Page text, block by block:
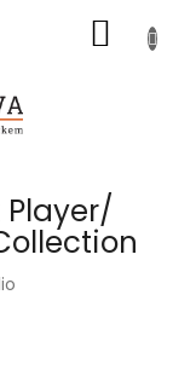
KOŠÍK
Player/